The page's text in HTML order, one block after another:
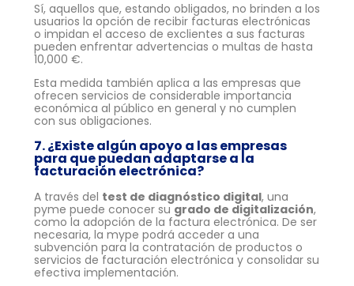
Sí, aquellos que, estando obligados, no brinden a los
usuarios la opción de recibir facturas electrónicas
o impidan el acceso de exclientes a sus facturas
pueden enfrentar advertencias o multas de hasta
10,000 €.
Esta medida también aplica a las empresas que
ofrecen servicios de considerable importancia
económica al público en general y no cumplen
con sus obligaciones.
7. ¿Existe algún apoyo a las empresas
para que puedan adaptarse a la
facturación electrónica?
A través del test de diagnóstico digital, una
pyme puede conocer su grado de digitalización,
como la adopción de la factura electrónica. De ser
necesaria, la mype podrá acceder a una
subvención para la contratación de productos o
servicios de facturación electrónica y consolidar su
efectiva implementación.